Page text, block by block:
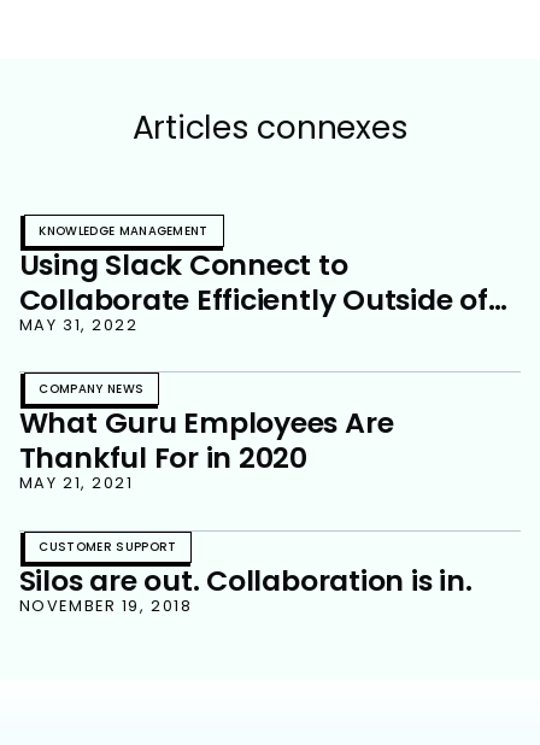
Articles connexes
KNOWLEDGE MANAGEMENT
Using Slack Connect to
Collaborate Efficiently Outside of
Our Organization
MAY 31, 2022
COMPANY NEWS
What Guru Employees Are
Thankful For in 2020
MAY 21, 2021
CUSTOMER SUPPORT
Silos are out. Collaboration is in.
NOVEMBER 19, 2018